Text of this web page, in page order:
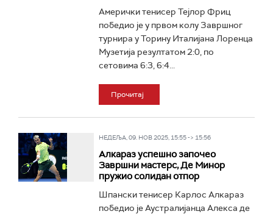
Амерички тенисер Тејлор Фриц
победио је у првом колу Завршног
турнира у Торину Италијана Лоренца
Музетија резултатом 2:0, по
сетовима 6:3, 6:4...
Прочитај
НЕДЕЉА, 09. НОВ 2025, 15:55 -> 15:56
Алкараз успешно започео
Завршни мастерс, Де Минор
пружио солидан отпор
Шпански тенисер Карлос Алкараз
победио је Аустралијанца Алекса де